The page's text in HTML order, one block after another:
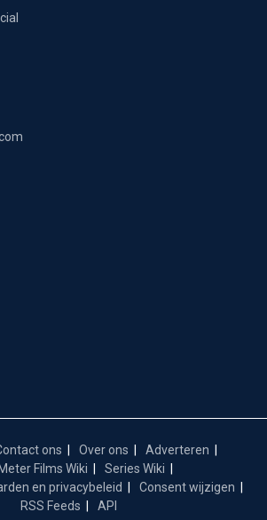
ons Over ons
Adverteren
Films Wiki
Series Wiki
en privacybeleid
Consent wijzigen
RSS Feeds
API